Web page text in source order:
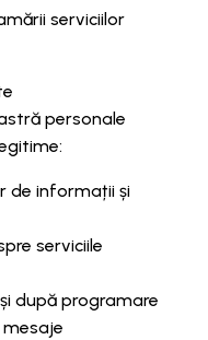
serviciilor
personale
de informații și
serviciile
după programare